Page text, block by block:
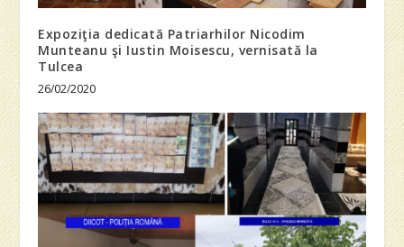
Expoziţia dedicată Patriarhilor Nicodim
Munteanu şi Iustin Moisescu, vernisată la
Tulcea
26/02/2020